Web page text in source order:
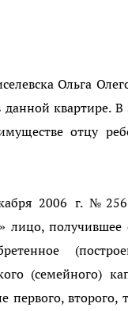
Ольга
квартире.
отцу
2006 г.
получившее
(семейного)
первого,